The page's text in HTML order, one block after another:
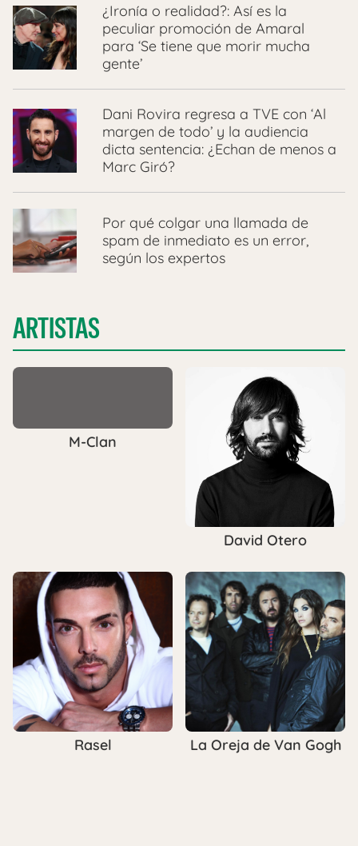
¿Ironía o realidad?: Así es la
peculiar promoción de Amaral
para ‘Se tiene que morir mucha
gente’
Dani Rovira regresa a TVE con ‘Al
margen de todo’ y la audiencia
dicta sentencia: ¿Echan de menos a
Marc Giró?
Por qué colgar una llamada de
spam de inmediato es un error,
según los expertos
ARTISTAS
M-Clan
David Otero
Rasel La Oreja de Van Gogh